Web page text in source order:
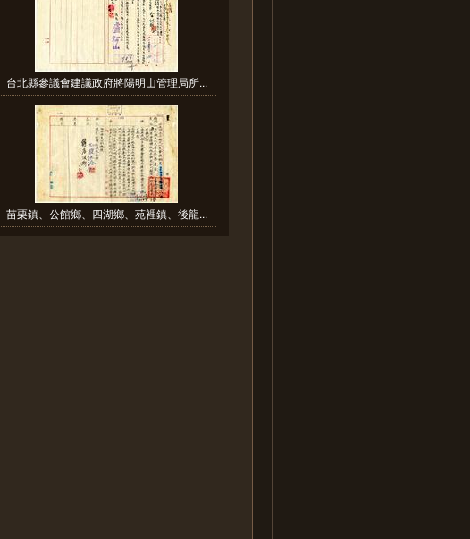
台北縣參議會建議政府將陽明山管理局所...
苗栗鎮、公館鄉、四湖鄉、苑裡鎮、後龍...